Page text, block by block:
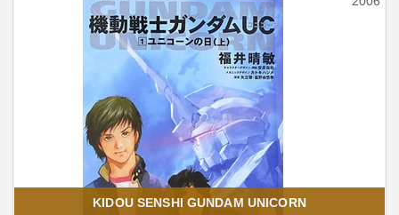
KIDOU SENSHI GUNDAM UNICORN